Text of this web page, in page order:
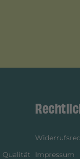
Qualität
Impressum